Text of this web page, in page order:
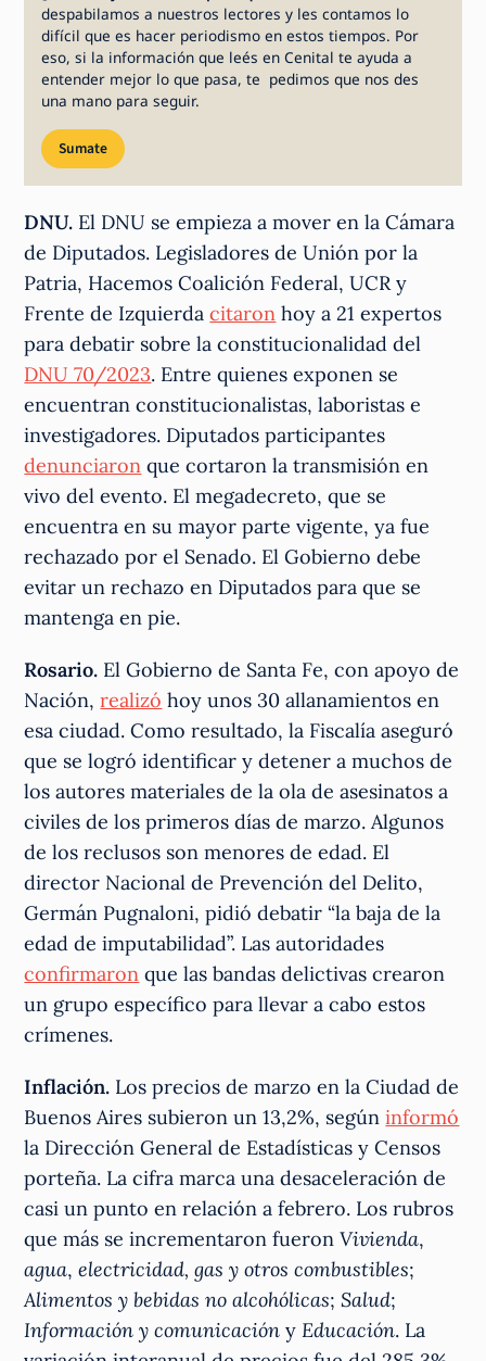
despabilamos a nuestros lectores y les contamos lo
difícil que es hacer periodismo en estos tiempos. Por
eso, si la información que leés en Cenital te ayuda a
entender mejor lo que pasa, te pedimos que nos des
una mano para seguir.
Sumate
DNU. El DNU se empieza a mover en la Cámara
de Diputados. Legisladores de Unión por la
Patria, Hacemos Coalición Federal, UCR y
Frente de Izquierdacitaron hoy a 21 expertos
para debatir sobre la constitucionalidad del
DNU 70/2023. Entre quienes exponen se
encuentran constitucionalistas, laboristas e
investigadores. Diputados participantes
denunciaron que cortaron la transmisión en
vivo del evento. El megadecreto, que se
encuentra en su mayor parte vigente, ya fue
rechazado por el Senado. El Gobierno debe
evitar un rechazo en Diputados para que se
mantenga en pie.
Rosario. El Gobierno de Santa Fe, con apoyo de
Nación,realizó hoy unos 30 allanamientos en
esa ciudad. Como resultado, la Fiscalía aseguró
que se logró identificar y detener a muchos de
los autores materiales de la ola de asesinatos a
civiles de los primeros días de marzo. Algunos
de los reclusos son menores de edad. El
director Nacional de Prevención del Delito,
Germán Pugnaloni, pidió debatir “la baja de la
edad de imputabilidad”. Las autoridades
confirmaron que las bandas delictivas crearon
un grupo específico para llevar a cabo estos
crímenes.
Inflación. Los precios de marzo en la Ciudad de
Buenos Aires subieron un 13,2%, segúninformó
la Dirección General de Estadísticas y Censos
porteña. La cifra marca una desaceleración de
casi un punto en relación a febrero. Los rubros
que más se incrementaron fueronVivienda,
agua,electricidad, gas y otros combustibles;
Alimentos y bebidas no alcohólicas;Salud;
Información y comunicación yEducación. La